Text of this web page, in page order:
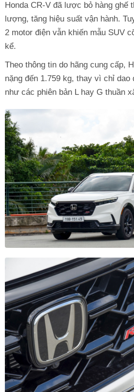
Honda CR-V đã lược bỏ hàng ghế
lượng, tăng hiệu suất vận hành.
2 motor điện vẫn khiến mẫu SUV
kể.
Theo thông tin do hãng cung cấp,
nặng đến 1.759 kg, thay vì chỉ dao
như các phiên bản L hay G thuần